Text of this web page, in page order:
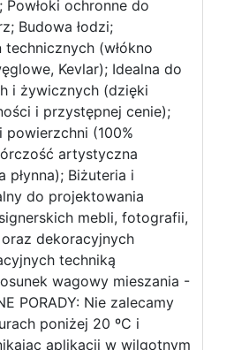
Powłoki ochronne do
Budowa łodzi;
(włókno
Kevlar); Idealna do
i żywicznych (dzięki
i przystępnej cenie);
powierzchni (100%
artystyczna
płynna); Biżuteria i
do projektowania
mebli, fotografii,
dekoracyjnych
techniką
wagowy mieszania -
PORADY: Nie zalecamy
poniżej 20 ºC i
aplikacji w wilgotnym